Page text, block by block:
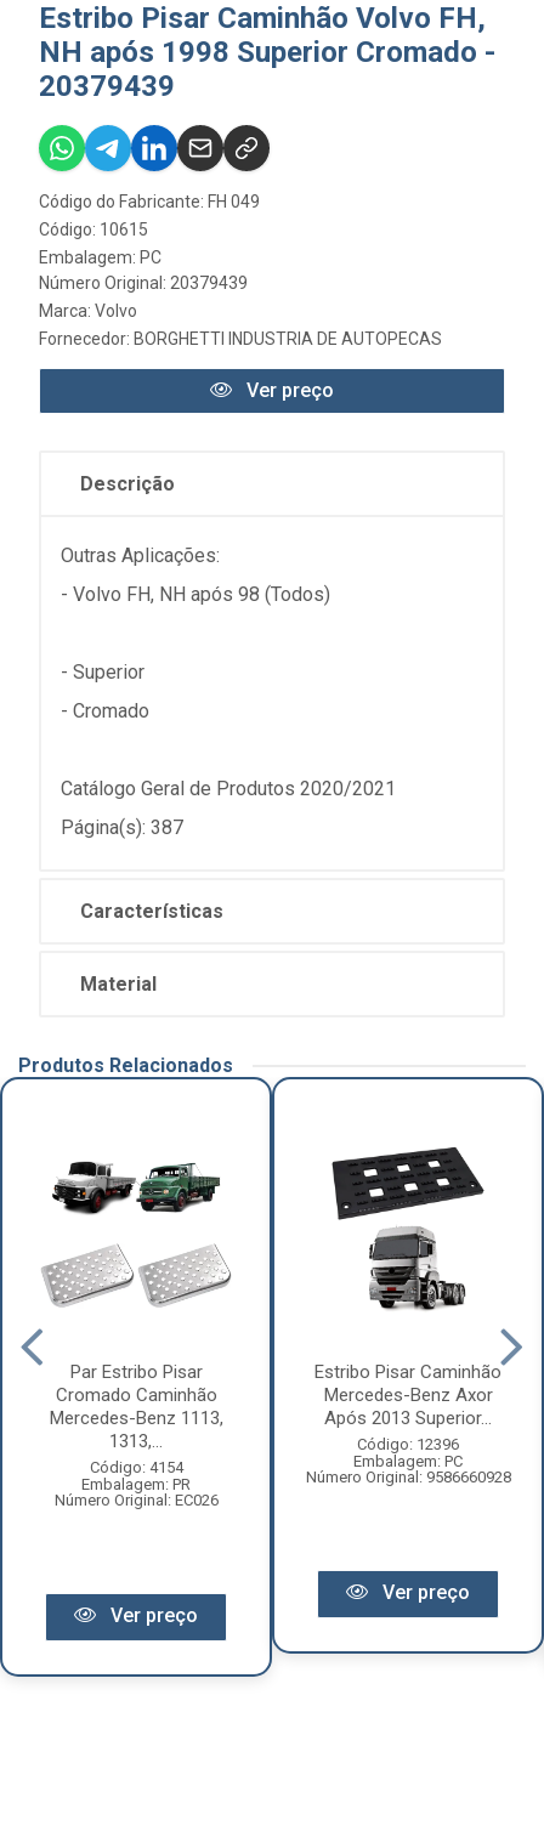
Estribo Pisar Caminhão Volvo FH,
NH após 1998 Superior Cromado -
20379439
Código do Fabricante: FH 049
Código: 10615
Embalagem: PC
Número Original: 20379439
Marca: Volvo
Fornecedor: BORGHETTI INDUSTRIA DE AUTOPECAS
Ver preço
Descrição
Outras Aplicações:
- Volvo FH, NH após 98 (Todos)
- Superior
- Cromado
Catálogo Geral de Produtos 2020/2021
Página(s): 387
Características
Material
Produtos Relacionados
Par Estribo Pisar
Cromado Caminhão
Mercedes-Benz 1113,
1313,...
Código: 4154
Embalagem: PR
Número Original: EC026
Ver preço
Estribo Pisar Caminhão
Mercedes-Benz Axor
Após 2013 Superior...
Código: 12396
Embalagem: PC
Número Original: 9586660928
Ver preço